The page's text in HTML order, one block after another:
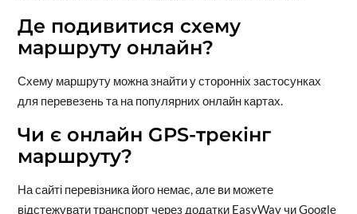
Де подивитися схему
маршруту онлайн?
Схему маршруту можна знайти у сторонніх застосунках
для перевезень та на популярних онлайн картах.
Чи є онлайн GPS-трекінг
маршруту?
На сайті перевізника його немає, але ви можете
відстежувати транспорт через додатки EasyWay чи Google